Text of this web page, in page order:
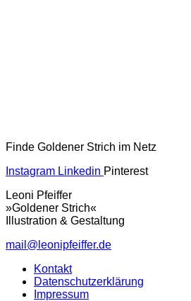
Finde Goldener Strich im Netz
Instagram Linkedin Pinterest
Leoni Pfeiffer
»Goldener Strich«
Illustration & Gestaltung
mail@leonipfeiffer.de
Kontakt
Datenschutzerklärung
Impressum